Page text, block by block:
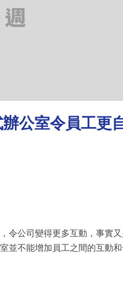
公室令員工更自
令公司變得更多互動，事實
並不能增加員工之間的互動和